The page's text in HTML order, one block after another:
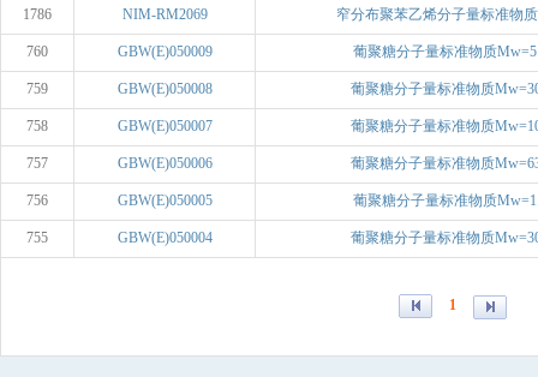
1786 NIM-RM2069 窄分布聚苯乙烯分子量标准物
760 GBW(E)050009 葡聚糖分子量标准物质
759 GBW(E)050008 葡聚糖分子量标准物质
758 GBW(E)050007 葡聚糖分子量标准物质
757 GBW(E)050006 葡聚糖分子量标准物质
756 GBW(E)050005 葡聚糖分子量标准物质
755 GBW(E)050004 葡聚糖分子量标准物质
1